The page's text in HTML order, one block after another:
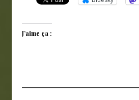
J’aime ça :